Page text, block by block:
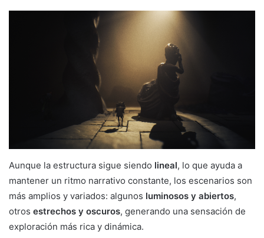
Aunque la estructura sigue siendo lineal, lo que ayuda a
mantener un ritmo narrativo constante, los escenarios son
más amplios y variados: algunos luminosos y abiertos,
otros estrechos y oscuros, generando una sensación de
exploración más rica y dinámica.